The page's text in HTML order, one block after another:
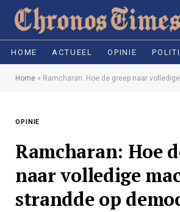
HOME ACTUEEL OPINIE
Home » Ramcharan: Hoe de greep naar volledige
OPINIE
Ramcharan: Hoe
naar volledige
strandde op